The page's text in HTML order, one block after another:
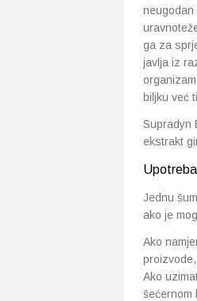
neugodan
ga za
javlja iz
biljku već
Supradyn
ekstrakt
Upotreba
Jednu
ako je
Ako
Ako
šećernom